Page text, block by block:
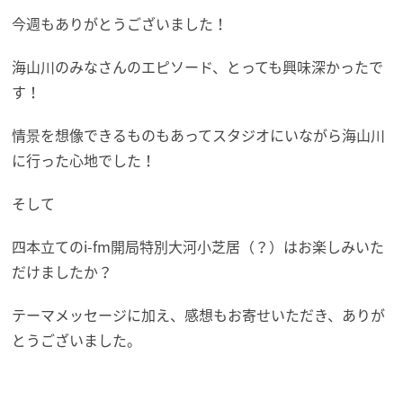
今週もありがとうございました！
海山川のみなさんのエピソード、とっても興味深かったで
す！
情景を想像できるものもあってスタジオにいながら海山川
に行った心地でした！
そして
四本立てのi-fm開局特別大河小芝居（？）はお楽しみいた
だけましたか？
テーマメッセージに加え、感想もお寄せいただき、ありが
とうございました。